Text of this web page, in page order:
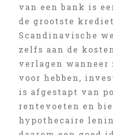
van een bank is
de grootste
Scandinavische
zelfs aan de
verlagen wanneer
voor hebben,
is afgestapt van
rentevoeten en
hypothecaire